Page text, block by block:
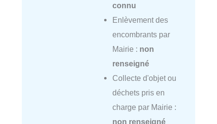
connu
Enlèvement des
encombrants par
Mairie : non
renseigné
Collecte d'objet ou
déchets pris en
charge par Mairie :
non renseigné